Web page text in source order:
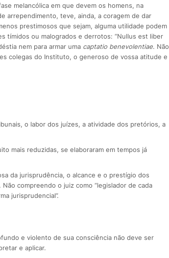
melancólica em que devem os homens, na
arrependimento, teve, ainda, a coragem de dar
prestimosos que sejam, alguma utilidade podem
tímidos ou malogrados e derrotos: “Nullus est liber
nem para armar uma captatio benevolentiae. Não
colegas do Instituto, o generoso de vossa atitude e
o labor dos juízes, a atividade dos pretórios, a
mais reduzidas, se elaboraram em tempos já
da jurisprudência, o alcance e o prestígio dos
compreendo o juiz como “legislador de cada
jurisprudencial”.
e violento de sua consciência não deve ser
e aplicar.